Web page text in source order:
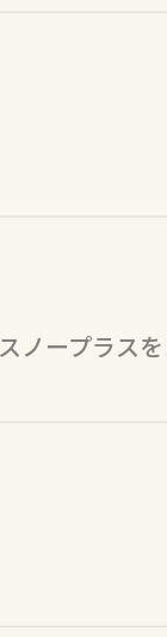
ープラスを